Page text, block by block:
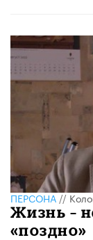
ПЕРСОНА//
Жизнь –
«поздно»